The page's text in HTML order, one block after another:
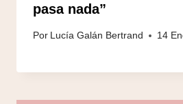
pasa nada”
Por Lucía Galán Bertrand 14